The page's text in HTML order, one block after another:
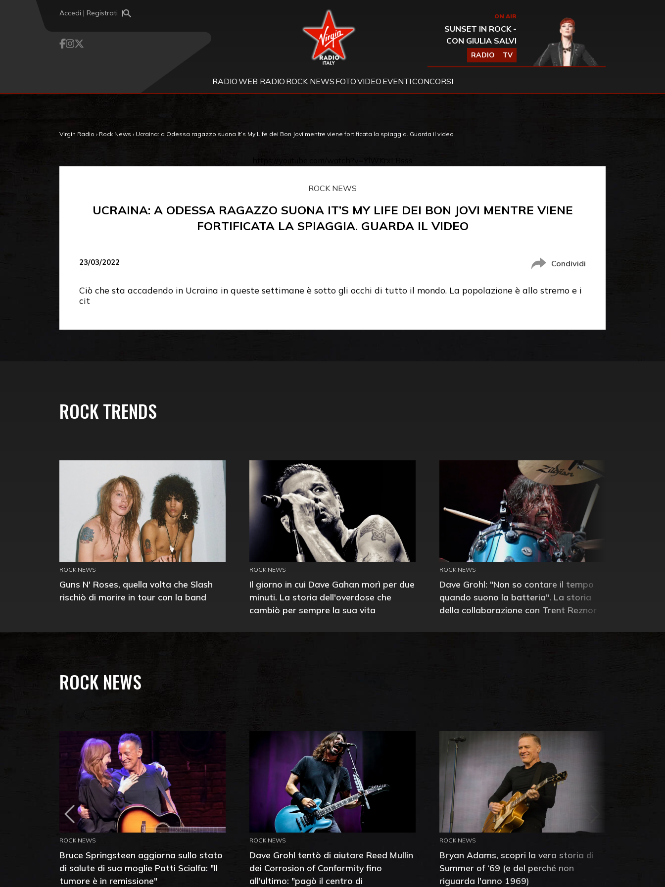
Accedi | Registrati Virgin Radio ON AIR
SUNSET IN ROCK -
CON GIULIA SALVI
RADIO TV
RADIOWEB RADIO ROCK NEWS FOTOVIDEO EVENTICONCORSI
Virgin Radio › Rock News › Ucraina: a Odessa ragazzo suona It’s My Life dei Bon Jovi mentre viene fortificata la spiaggia. Guarda il video
ROCK NEWS
UCRAINA: A ODESSA RAGAZZO SUONA IT’S MY LIFE DEI BON JOVI MENTRE VIENE
FORTIFICATA LA SPIAGGIA. GUARDA IL VIDEO
23/03/2022 Condividi
Ciò che sta accadendo in Ucraina in queste settimane è sotto gli occhi di tutto il mondo. La popolazione è allo stremo e i
cit
ROCK TRENDS
ROCK NEWS
Guns N' Roses, quella volta che Slash
rischiò di morire in tour con la band
ROCK NEWS
Il giorno in cui Dave Gahan morì per due
minuti. La storia dell'overdose che
cambiò per sempre la sua vita
ROCK NEWS
Dave Grohl: "Non so contare il tempo
quando suono la batteria". La storia
della collaborazione con Trent Reznor
ROCK NEWS
ROCK NEWS
Bruce Springsteen aggiorna sullo stato
di salute di sua moglie Patti Scialfa: "Il
tumore è in remissione"
ROCK NEWS
Dave Grohl tentò di aiutare Reed Mullin
dei Corrosion of Conformity fino
all'ultimo: "pagò il centro di
ROCK NEWS
Bryan Adams, scopri la vera storia di
Summer of ‘69 (e del perché non
riguarda l'anno 1969)